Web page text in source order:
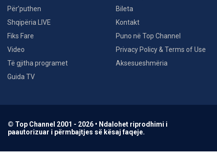
Për’puthen
Shqipëria LIVE
Fiks Fare
Video
Të gjitha programet
Guida TV
Bileta
Kontakt
Puno në Top Channel
Privacy Policy & Terms of Use
Aksesueshmëria
© Top Channel 2001 - 2026 • Ndalohet riprodhimi i
paautorizuar i përmbajtjes së kësaj faqeje.